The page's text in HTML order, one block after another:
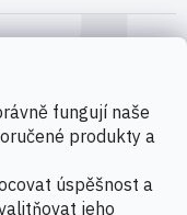
fungují naše
produkty a
úspěšnost a
jeho